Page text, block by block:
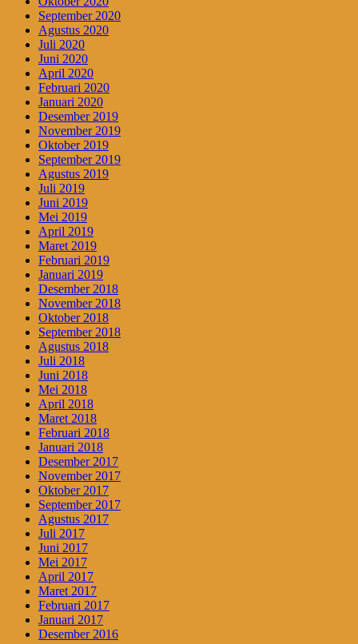
September 2020
Agustus 2020
Juli 2020
Juni 2020
April 2020
Februari 2020
Januari 2020
Desember 2019
November 2019
Oktober 2019
September 2019
Agustus 2019
Juli 2019
Juni 2019
Mei 2019
April 2019
Maret 2019
Februari 2019
Januari 2019
Desember 2018
November 2018
Oktober 2018
September 2018
Agustus 2018
Juli 2018
Juni 2018
Mei 2018
April 2018
Maret 2018
Februari 2018
Januari 2018
Desember 2017
November 2017
Oktober 2017
September 2017
Agustus 2017
Juli 2017
Juni 2017
Mei 2017
April 2017
Maret 2017
Februari 2017
Januari 2017
Desember 2016